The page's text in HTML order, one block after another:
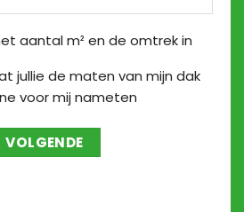
OPPERVLAKTE
OMTREK
aantal m² en de omtrek in
MATEN
NAMETEN
jullie de maten van mijn dak
voor mij nameten